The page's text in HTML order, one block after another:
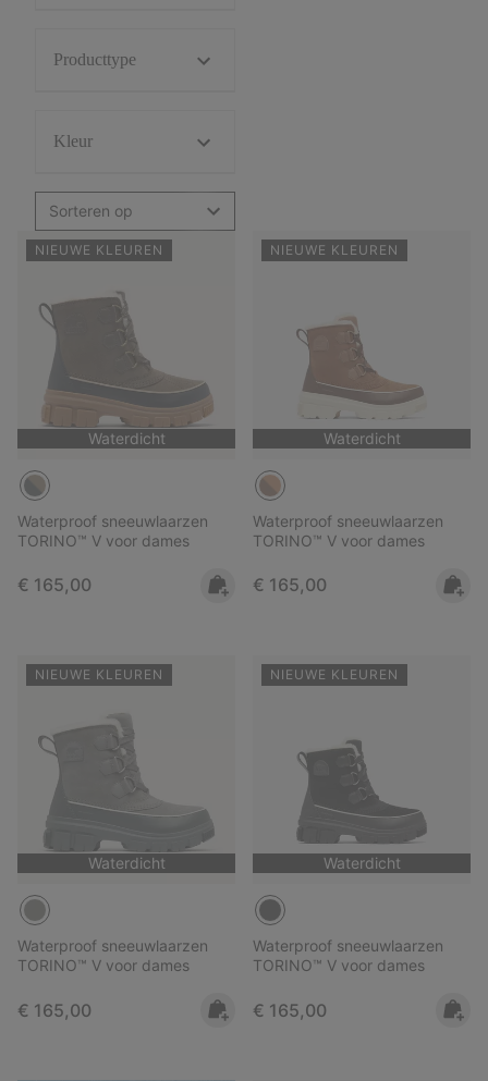
Producttype
Kleur
Sorteren op
NIEUWE KLEUREN
Waterdicht
Waterproof sneeuwlaarzen
TORINO™ V voor dames
Regular price:
€ 165,00
NIEUWE KLEUREN
Waterdicht
Waterproof sneeuwlaarzen
TORINO™ V voor dames
Regular price:
€ 165,00
NIEUWE KLEUREN
Waterdicht
Waterproof sneeuwlaarzen
TORINO™ V voor dames
Regular price:
€ 165,00
NIEUWE KLEUREN
Waterdicht
Waterproof sneeuwlaarzen
TORINO™ V voor dames
Regular price:
€ 165,00